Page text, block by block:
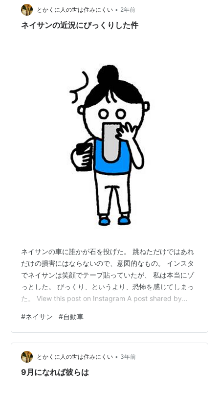
ー。 何を隠そう（隠れてない）私は、昌磨のラベンダー
とロコのシーズンは かなり大好きで、鬼リピリストに入
とかくに人の世は住みにくい • 2年前
ネイサンの近況にびっくりした件
ネイサンの車に誰かが石を投げた。 跳ねただけではあれ
だけの損害にはならないので、意図的なもの。 インスタ
でネイサンは笑顔でテープ貼っていたが、 私は本当にゾ
っとした。 びっくり、というより、恐怖を感じてしまっ
た。 View this post on Instagram A post shared by
い車だからか、乗っている人がアジア人だからか、わか
らない。 まぁ、抗議のために車を炎上させてしまう事も
あるので、よくある事なの？？ ただ、よくわからないの
が、ネイサンが乗っている最中に投石されたのか、 乗…
#ネイサン #自動車
とかくに人の世は住みにくい • 3年前
9月になれば彼らは